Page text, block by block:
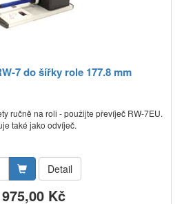
7 do šířky role 177.8 mm
ručně na roli - použijte převíječ RW-7EU.
také jako odvíječ.
Detail
Kč